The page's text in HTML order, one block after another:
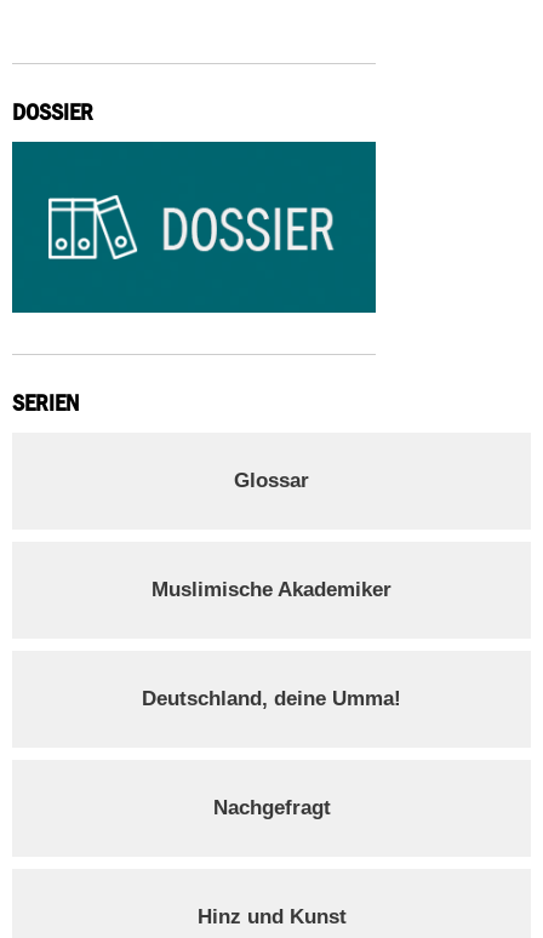
DOSSIER
SERIEN
Glossar
Muslimische Akademiker
Deutschland, deine Umma!
Nachgefragt
Hinz und Kunst